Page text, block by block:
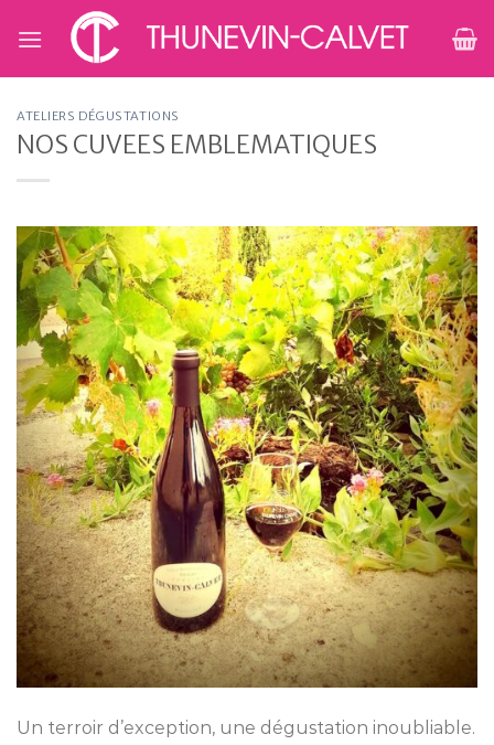
ATELIERS DÉGUSTATIONS
NOS CUVEES EMBLEMATIQUES
Un terroir d’exception, une dégustation inoubliable.